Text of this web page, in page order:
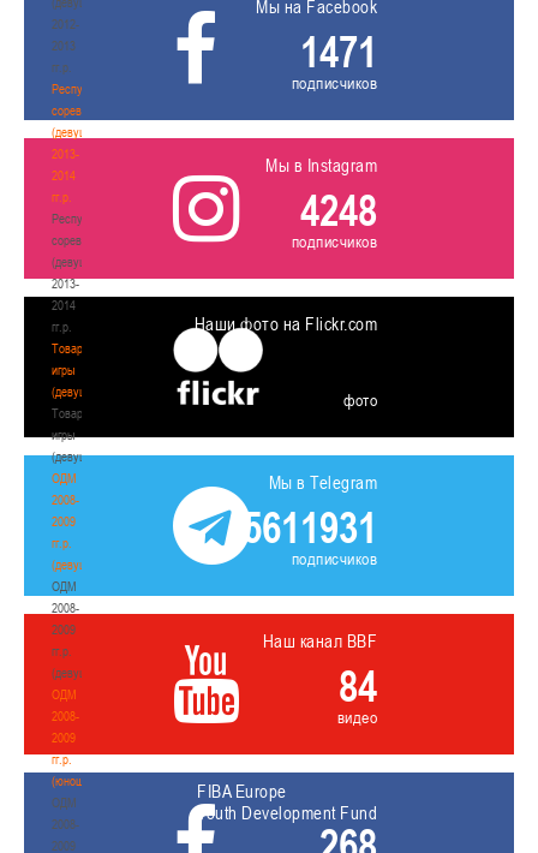
2012-
2013
гг.р.
Республиканские
соревнования
(девушки)
2013-
2014
гг.р.
Республиканские
соревнования
(девушки)
2013-
2014
гг.р.
Товарищеские
игры
(девушки)
Товарищеские
игры
(девушки)
ОДМ
2008-
2009
гг.р.
(девушки)
ОДМ
2008-
2009
гг.р.
(девушки)
ОДМ
2008-
2009
гг.р.
(юноши)
ОДМ
2008-
2009
Мы на Facebook
1471
подписчиков
Мы в Instagram
4248
подписчиков
Наши фото на Flickr.com
фото
Мы в Telegram
5611931
подписчиков
Наш канал BBF
84
видео
FIBA Europe
Youth Development Fund